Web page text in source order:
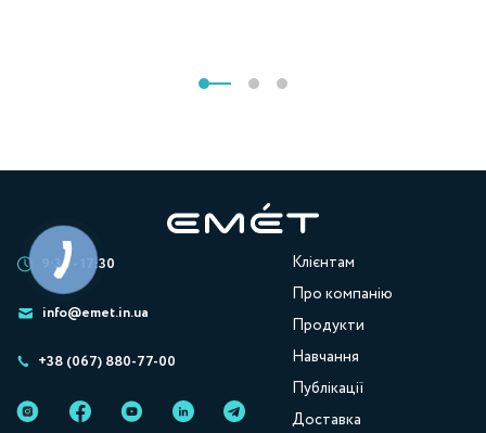
Клієнтам
Про компанію
Продукти
Навчання
Публікації
Доставка
9:30 - 17:30
info@emet.in.ua
+38 (067) 880-77-00